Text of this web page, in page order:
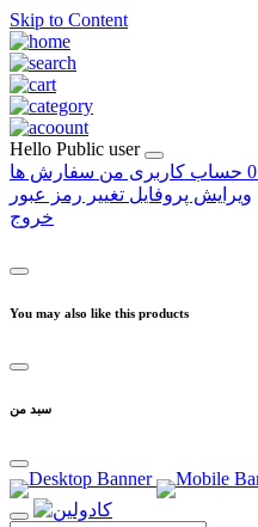
Skip to Content
Hello Public user
0 حساب کاربری من سفارش ها
ویرایش پروفایل تغییر رمز عبور
خروج
You may also like this products
سبد من